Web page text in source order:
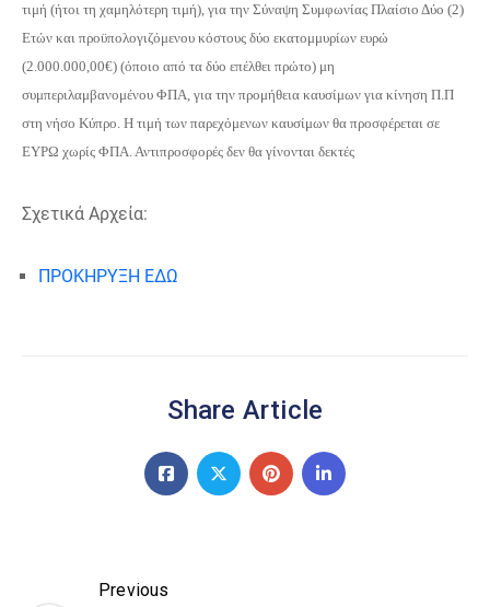
τιμή (ήτοι τη χαμηλότερη τιμή), για την Σύναψη Συμφωνίας Πλαίσιο Δύο (2)
Ετών και προϋπολογιζόμενου κόστους δύο εκατομμυρίων ευρώ
(2.000.000,00€) (όποιο από τα δύο επέλθει πρώτο) μη
συμπεριλαμβανομένου ΦΠΑ, για την προμήθεια καυσίμων για κίνηση Π.Π
στη νήσο Κύπρο. Η τιμή των παρεχόμενων καυσίμων θα προσφέρεται σε
ΕΥΡΩ χωρίς ΦΠΑ. Αντιπροσφορές δεν θα γίνονται δεκτές
Σχετικά Αρχεία:
ΠΡΟΚΗΡΥΞΗ ΕΔΩ
Share Article
Previous